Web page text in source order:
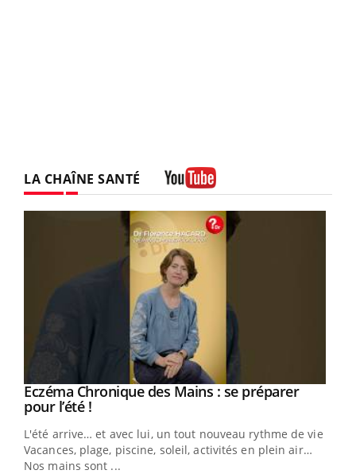
LA CHAÎNE SANTÉ
Youtube
Eczéma Chronique des Mains : se préparer
pour l’été !Youtube
L'été arrive… et avec lui, un tout nouveau rythme de vie !
Vacances, plage, piscine, soleil, activités en plein air…
Nos mains sont ...